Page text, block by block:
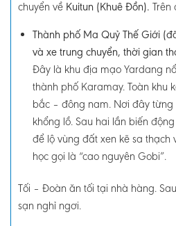
chuyển về Kuitun (Khuê Đồn).
Thành phố Ma Quỷ Thế Giới
và xe trung chuyển, thời gian
Đây là khu địa mạo Yardang
thành phố Karamay. Toàn khu
bắc – đông nam. Nơi đây
khổng lồ. Sau hai lần biến
để lộ vùng đất xen kẽ sa
học gọi là “cao nguyên Gobi”.
Tối – Đoàn ăn tối tại nhà hàng.
sạn nghỉ ngơi.